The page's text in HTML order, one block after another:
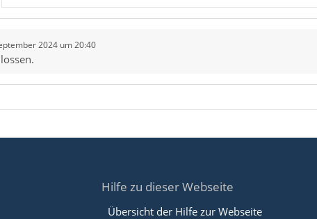
2024 um 20:40
Hilfe zu dieser Webseite
Übersicht der Hilfe zur Webseite